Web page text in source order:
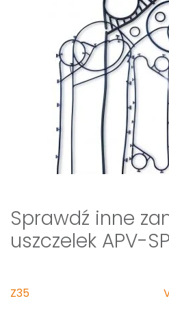
Sprawdź inne
uszczelek APV-
Z35